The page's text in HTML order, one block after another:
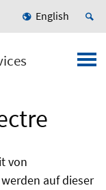
English
von
auf dieser